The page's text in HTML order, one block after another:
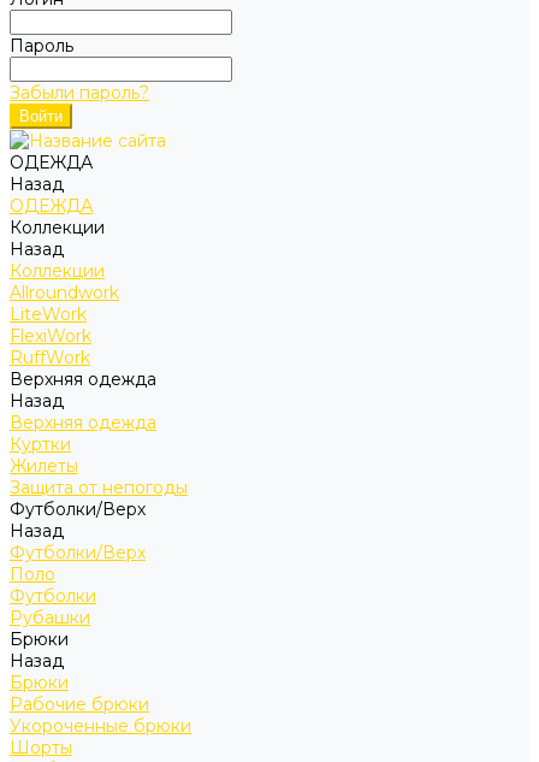
Пароль
Забыли пароль?
ОДЕЖДА
Назад
ОДЕЖДА
Коллекции
Назад
Коллекции
Allroundwork
LiteWork
FlexiWork
RuffWork
Верхняя одежда
Назад
Верхняя одежда
Куртки
Жилеты
Защита от непогоды
Футболки/Верх
Назад
Футболки/Верх
Поло
Футболки
Рубашки
Брюки
Назад
Брюки
Рабочие брюки
Укороченные брюки
Шорты